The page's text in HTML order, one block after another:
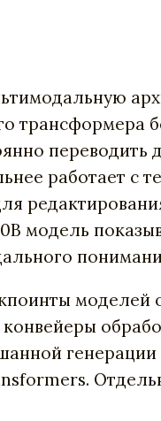
трансформера
работает
модель
моделей